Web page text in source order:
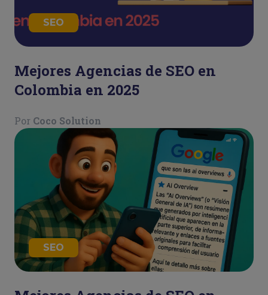
SEO
Mejores Agencias de SEO en
Colombia en 2025
Por Coco Solution
SEO